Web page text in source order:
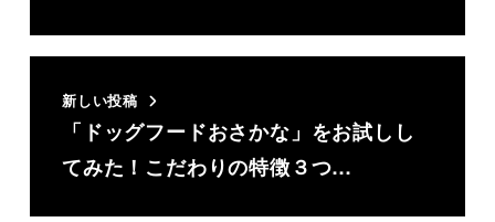
新しい投稿
「ドッグフードおさかな」をお試しし
てみた！こだわりの特徴３つ…